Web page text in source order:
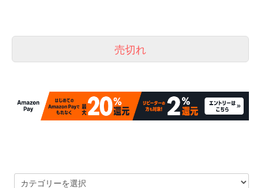
売切れ